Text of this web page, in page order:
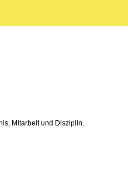
Mitarbeit und Disziplin.